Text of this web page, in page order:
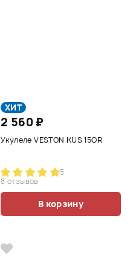
ХИТ
2 560 ₽
Укулеле VESTON KUS 15OR
5
8 отзывов
В корзину